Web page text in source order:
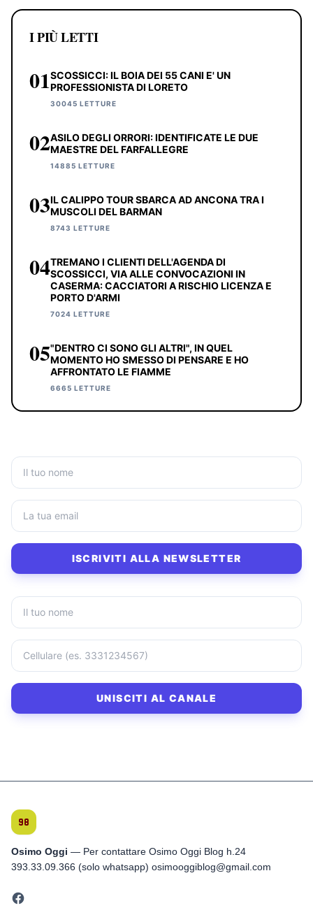
I PIÙ LETTI
01SCOSSICCI: IL BOIA DEI 55 CANI E' UN
PROFESSIONISTA DI LORETO
30045 LETTURE
02ASILO DEGLI ORRORI: IDENTIFICATE LE DUE
MAESTRE DEL FARFALLEGRE
14885 LETTURE
03IL CALIPPO TOUR SBARCA AD ANCONA TRA I
MUSCOLI DEL BARMAN
8743 LETTURE
04TREMANO I CLIENTI DELL'AGENDA DI
SCOSSICCI, VIA ALLE CONVOCAZIONI IN
CASERMA: CACCIATORI A RISCHIO LICENZA E
PORTO D'ARMI
7024 LETTURE
05"DENTRO CI SONO GLI ALTRI", IN QUEL
MOMENTO HO SMESSO DI PENSARE E HO
AFFRONTATO LE FIAMME
6665 LETTURE
ISCRIVITI ALLA NEWSLETTER
UNISCITI AL CANALE
Osimo Oggi — Per contattare Osimo Oggi Blog h.24
393.33.09.366 (solo whatsapp) osimooggiblog@gmail.com